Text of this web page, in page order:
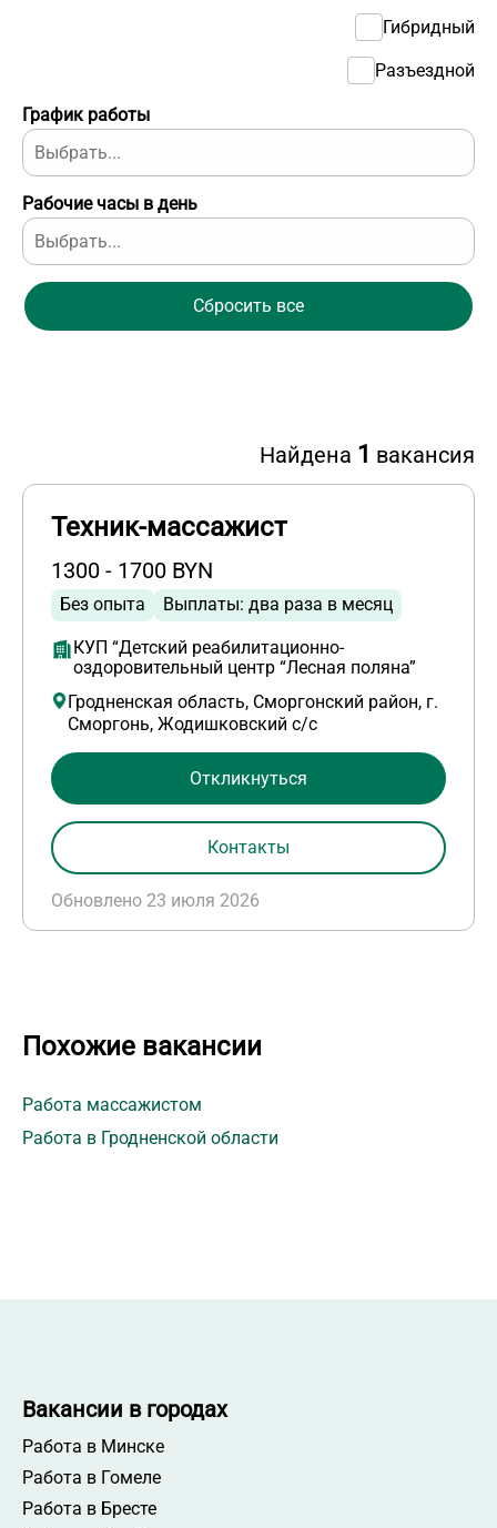
График работы
Рабочие часы в день
Гибридный
Разъездной
Сбросить все
Найдена 1 вакансия
Техник-массажист
1300 - 1700 BYN
Без опыта Выплаты: два раза в месяц
КУП “Детский реабилитационно-
оздоровительный центр “Лесная поляна”
Гродненская область, Сморгонский район, г.
Сморгонь, Жодишковский с/с
Обновлено 23 июля 2026
Откликнуться
Контакты
Похожие вакансии
Работа массажистом
Работа в Гродненской области
Вакансии в городах
Работа в Минске
Работа в Гомеле
Работа в Бресте